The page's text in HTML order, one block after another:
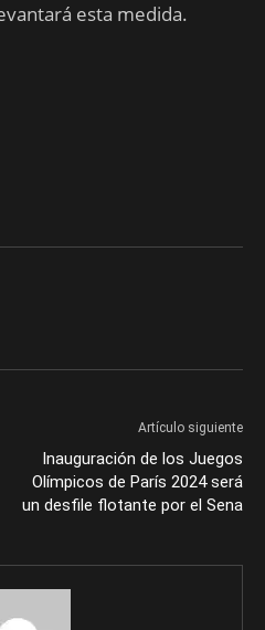
esta medida.
Artículo siguiente
Inauguración de los Juegos
Olímpicos de París 2024 será
un desfile flotante por el Sena